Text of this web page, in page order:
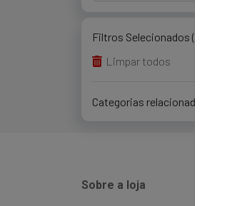
Filtros Selecionados (0)
Limpar todos
Categorias relacionadas (0)
Sobre a loja